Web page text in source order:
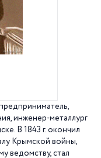
инженер-металлург
В 1843 г. окончил
Крымской войны,
ведомству, стал